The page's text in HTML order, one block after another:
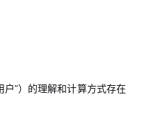
”）的理解和计算方式存在